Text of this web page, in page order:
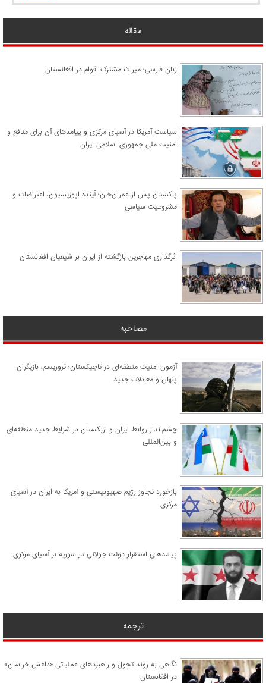
مقاله
زبان فارسی؛ میراث مشترک اقوام در افغانستان
سیاست آمریکا در آسیای مرکزی و پیامدهای آن برای منافع و
امنیت ملی جمهوری اسلامی ایران
پاکستان پس از عمران‌خان؛ آینده اپوزیسیون، اعتراضات و
مشروعیت سیاسی
اثرگذاری مهاجرین بازگشته از ایران بر شیعیان افغانستان
مصاحبه
آزمون امنیت منطقه‌ای در تاجیکستان؛ تروریسم، بازیگران
پنهان و معادلات جدید
چشم‌انداز روابط ایران و ازبکستان در شرایط جدید منطقه‌ای
و بین‌المللی
​بازخورد تجاوز رژیم صهیونیستی و آمریکا به ایران در آسیای
مرکزی
پیامدهای استقرار دولت جولانی در سوریه بر آسیای مرکزی
ترجمه
نگاهی به روند تحول و راهبردهای عملیاتی «داعش خراسان»
در افغانستان